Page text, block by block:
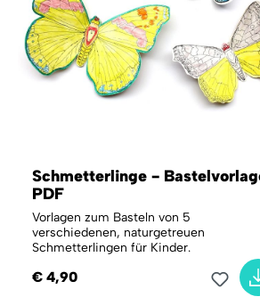
Schmetterlinge -
PDF
Vorlagen zum Basteln von 5
verschiedenen, naturgetreuen
Schmetterlingen für Kinder.
€ 4,90